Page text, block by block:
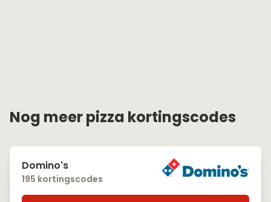
Nog meer pizza kortingscodes
Domino's
195 kortingscodes